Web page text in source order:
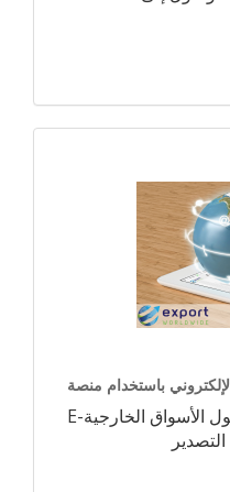
E-التصدير. الطريقة الذكية لدخول الأسواق الخارجية